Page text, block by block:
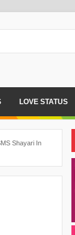
LOVE STATUS
Shayari In